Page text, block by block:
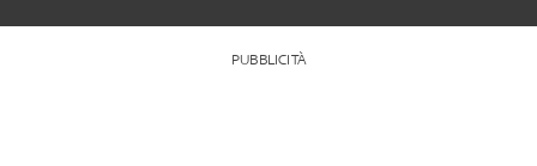
PUBBLICITÀ